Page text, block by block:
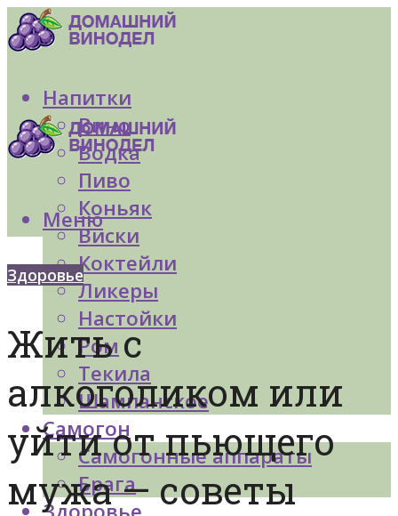
Напитки
Вино
Водка
Пиво
Коньяк
Виски
Коктейли
Ликеры
Настойки
Ром
Текила
Шампанское
Самогон
Самогонные аппараты
Брага
Меню
Здоровье
Жить с
алкоголиком или
уйти от пьющего
мужа — советы